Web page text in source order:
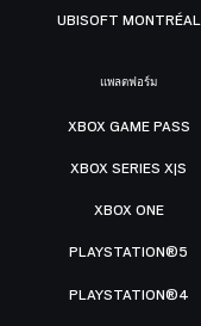
UBISOFT MONTRÉAL
แพลตฟอร์ม
XBOX GAME PASS
XBOX SERIES X|S
XBOX ONE
PLAYSTATION®5
PLAYSTATION®4